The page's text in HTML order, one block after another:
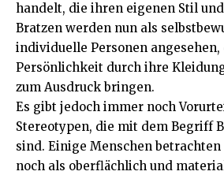
handelt, die ihren eigenen Stil
Bratzen werden nun als
individuelle Personen angesehen,
Persönlichkeit durch ihre
zum Ausdruck bringen.
Es gibt jedoch immer noch
Stereotypen, die mit dem Begriff
sind. Einige Menschen
noch als oberflächlich und